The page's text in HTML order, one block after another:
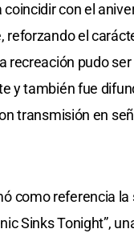
con el
reforzando el
recreación pudo
y también fue
transmisión en
como referencia la
Sinks Tonight”,